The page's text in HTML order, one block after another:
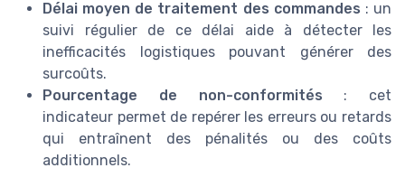
Délai moyen de traitement des commandes : un
suivi régulier de ce délai aide à détecter les
inefficacités logistiques pouvant générer des
surcoûts.
Pourcentage de non-conformités : cet
indicateur permet de repérer les erreurs ou retards
qui entraînent des pénalités ou des coûts
additionnels.